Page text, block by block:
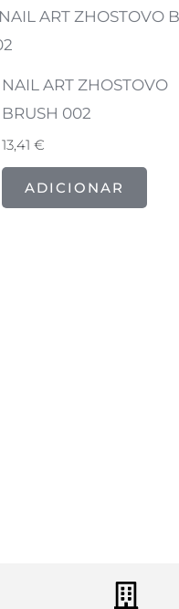
NAIL ART ZHOSTOVO
BRUSH 002
13,41€
ADICIONAR